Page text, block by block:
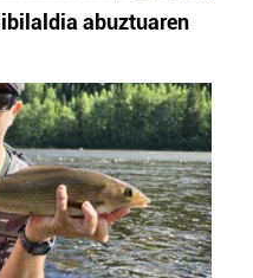
abuztuaren